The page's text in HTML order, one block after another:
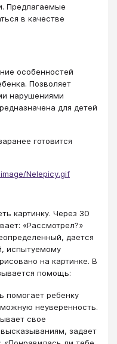
Предлагаемые
в качестве
особенностей
Позволяет
нарушениями
для детей
готовится
Nelepicy.gif
картинку. Через 30
«Рассмотрел?»
дается
испытуемому
на картинке. В
помощь:
помогает ребенку
неуверенность.
свое
задает